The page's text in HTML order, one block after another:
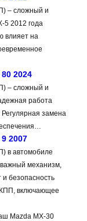
– сложный и
5 2012 года
влияет на
2024
– сложный и
работа
замена
2007
в автомобиле
механизм,
безопасность
включающее
Mazda MX-30